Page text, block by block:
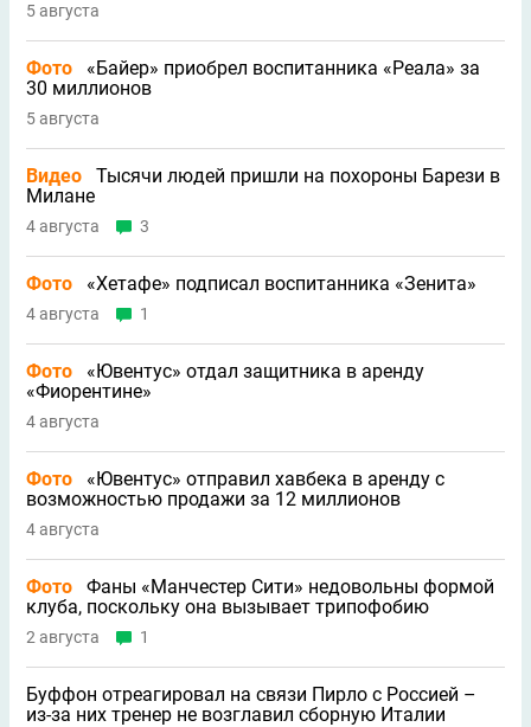
5 августа
Фото
«Байер» приобрел воспитанника «Реала» за
30 миллионов
5 августа
Видео
Тысячи людей пришли на похороны Барези в
Милане
4 августа 3
Фото «Хетафе» подписал воспитанника «Зенита»
4 августа 1
Фото
«Ювентус» отдал защитника в аренду
«Фиорентине»
4 августа
Фото
«Ювентус» отправил хавбека в аренду с
возможностью продажи за 12 миллионов
4 августа
Фото
Фаны «Манчестер Сити» недовольны формой
клуба, поскольку она вызывает трипофобию
2 августа 1
Буффон отреагировал на связи Пирло с Россией –
из-за них тренер не возглавил сборную Италии